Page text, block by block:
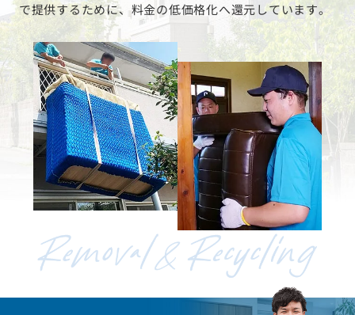
で提供するために、料金の低価格化へ還元しています。